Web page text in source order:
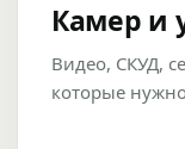
Камер и
Видео, СКУД,
которые